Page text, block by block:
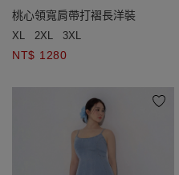
桃心領寬肩帶打褶長洋裝
XL 2XL 3XL
NT$ 1280